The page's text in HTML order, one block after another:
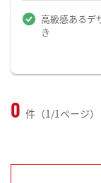
高級感あるデ
き
0 件（1/1ページ）